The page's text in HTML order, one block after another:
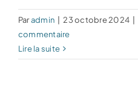
Paradmin 23 octobre 2024
commentaire
Lire la suite